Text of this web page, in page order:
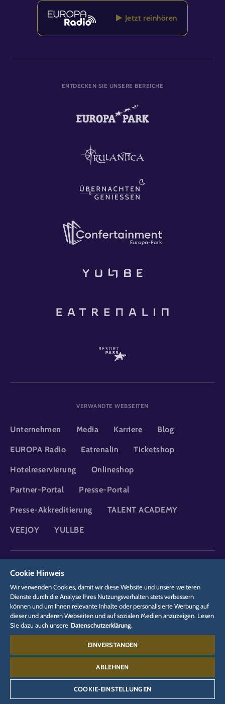
Jetzt reinhören
ENTDECKEN SIE UNSERE BEREICHE
VERWANDTE WEBSEITEN
Unternehmen Media Karriere Blog
EUROPA Radio Eatrenalin Ticketshop
Hotelreservierung Onlineshop
Partner-Portal Presse-Portal
Presse-Akkreditierung TALENT ACADEMY
VEEJOY YULLBE
Kontakt:
07822 77-6688
Europa-Park GmbH & Co Mack KG
Cookie Hinweis
Wir verwenden Cookies, damit wir diese Website und unsere weiteren
Dienste durch die Analyse Ihres Nutzungsverhalten stets verbessern
können und um Ihnen relevante Inhalte oder personalisierte Werbung auf
dieser und anderen Webseiten und auf sozialen Medien anzuzeigen. Lesen
Sie dazu auch unsere Datenschutzerklärung.
EINVERSTANDEN
ABLEHNEN
COOKIE-EINSTELLUNGEN